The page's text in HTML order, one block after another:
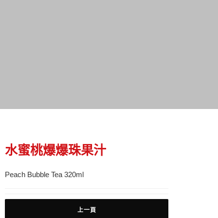
水蜜桃爆爆珠果汁
Peach Bubble Tea 320ml
上一頁